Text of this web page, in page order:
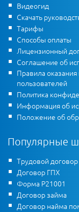
Видеогид
Скачать
Тарифы
Способы оплаты
Лицензионный
Соглашение об
Правила
пользователей
Политика
Информация об
Положение об
Популярные
Трудовой договор
Договор ГПХ
Форма Р21001
Договор займа
Договор найма